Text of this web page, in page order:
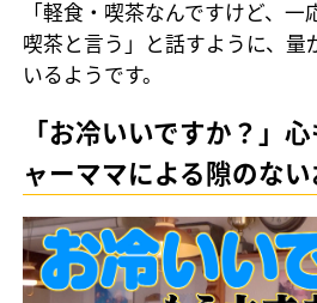
「軽食・喫茶なんですけど、
喫茶と言う」と話すように、量
いるようです。
「お冷いいですか？」
ャーママによる隙のな